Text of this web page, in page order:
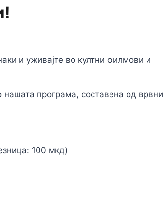
и уживајте во култни филмови и
нашата програма, составена од врвни
100 мкд)